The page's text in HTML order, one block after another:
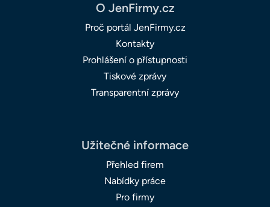
O JenFirmy.cz
Proč portál JenFirmy.cz
Kontakty
Prohlášení o přístupnosti
Tiskové zprávy
Transparentní zprávy
Užitečné informace
Přehled firem
Nabídky práce
Pro firmy